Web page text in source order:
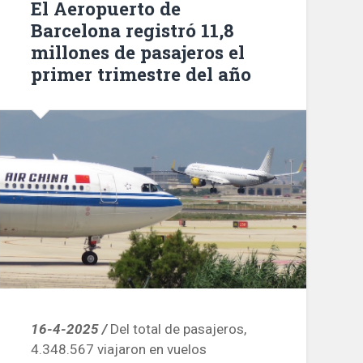
millones
de
pasajeros»
El Aeropuerto de
Barcelona registró 11,8
millones de pasajeros el
primer trimestre del año
16-4-2025 /Del total de pasajeros,
4.348.567 viajaron en vuelos